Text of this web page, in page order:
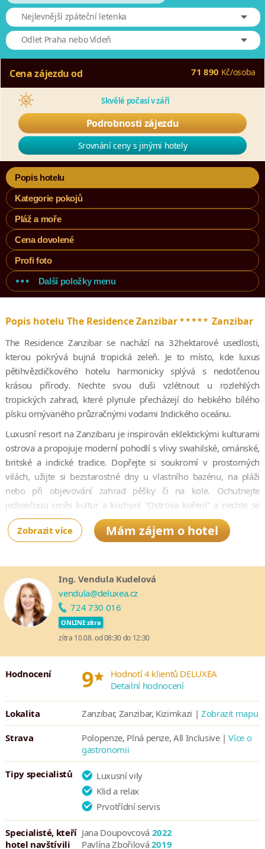
Nejlevnější zpáteční letenka
Odlet Praha nebo Vídeň
Cena zájezdu od 71 890 Kč/osoba
Skvělé počasí v září
Podrobnosti zájezdu
Srovnání ceny s jinými hotely
Popis hotelu
Kategorie pokojů
Pláž a moře
Cena dovolené
Profi foto
Další položky menu
Popis hotelu The Residence Zanzibar***** Zanzibar
The Residence Zanzibar se nachází na 32hektarové usedlosti,
kterou pokrývá bujná tropická zeleň. Je to místo, kde luxus
pětihvězdičkového hotelu harmonicky splývá s nedotčenou
krásou přírody. Nechte svou duši vzlétnout u rozlehlých
tropických zahrad, které plynule přecházejí do hebkého bílého
písku omývaného průzračnými vodami Indického oceánu.
Luxusní resort na Zanzibaru je inspirován eklektickými kulturami
ostrova a propojuje moderní pohodlí s vlivy swahilské, ománské,
britské a indické tradice. Dopřejte si soukromí v prostorných
vilách, užijte si bezstarostné dny u vlastního bazénu, na pláži
nebo při objevování zahrad pěšky či na kole. Ochutnejte
jedinečnou směs kultur a kuchyní "Ostrova koření" a nechte se
hýčkat harmonickými lázeňskými procedurami.
Objevujte krásy ostrova a jeho okolních vod prostřednictvím
vzácných přírodních skvostů až po hlubinný rybolov či plavání s
delfíny. Ať už sníte o romantickém útočišti pro páry, nebo o
slunečné zábavě pro celou rodinu, v The Residence Zanzibar
zažijete všechny radosti ostrovního života.
Zobrazit více Mám zájem o hotel
Ing. Vendula Kudelová
vendula@deluxea.cz
724 730 016
ONLINE zítra
zítra 10.08. od 08:30 do 12:30
Hodnocení 9* Hodnotí 4 klientů DELUXEA
Detailní hodnocení
Lokalita Zanzibar, Zanzibar, Kizimkazi | Zobrazit mapu
Strava Polopenze, Plná penze, All Inclusive |Více o
gastronomii
Tipy specialistů
Luxusní vily
Klid a relax
Prvotřídní servis
Specialisté, kteří
hotel navštívili
Jana Doupovcová 2022
Pavlína Zbořilová2019